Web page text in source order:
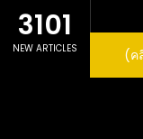
3101
NEW ARTICLES
ตรกำจัดเพลี้ย มด
(ค